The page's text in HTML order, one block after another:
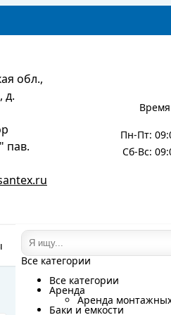
обл.,
д.
пав.
Пн-Пт:
Сб-Вс:
Все категории
Все категории
Аренда
Аренда
Баки и емкости
Все категории
Все категории
Аренда
Аренда
Баки и емкости
Монтаж